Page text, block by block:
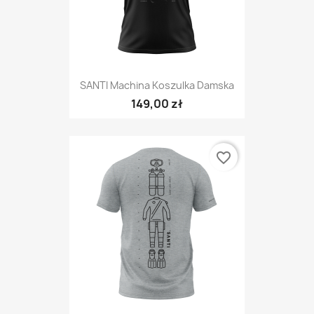
SANTI Machina Koszulka Damska
149,00 zł
favorite_border